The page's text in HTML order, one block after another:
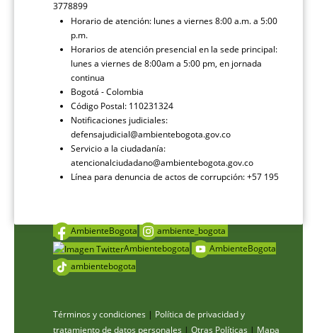
3778899
Horario de atención: lunes a viernes 8:00 a.m. a 5:00
p.m.
Horarios de atención presencial en la sede principal:
lunes a viernes de 8:00am a 5:00 pm, en jornada
continua
Bogotá - Colombia
Código Postal: 110231324
Notificaciones judiciales:
defensajudicial@ambientebogota.gov.co
Servicio a la ciudadanía:
atencionalciudadano@ambientebogota.gov.co
Línea para denuncia de actos de corrupción: +57 195
AmbienteBogota
ambiente_bogota
Ambientebogota
AmbienteBogota
ambientebogota
Términos y condiciones | Política de privacidad y
tratamiento de datos personales | Otras Políticas | Mapa